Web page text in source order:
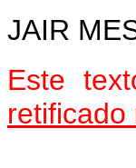
JAIR
Este
retificado